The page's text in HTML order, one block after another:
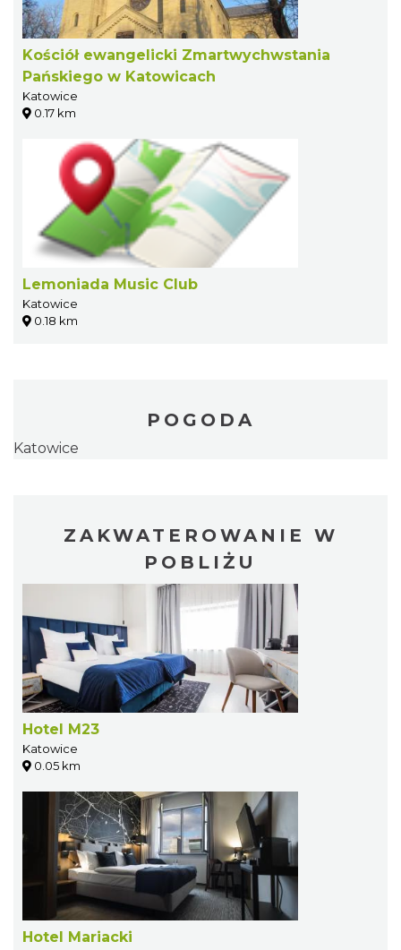
Kościół ewangelicki Zmartwychwstania
Pańskiego w Katowicach
Katowice
0.17 km
Lemoniada Music Club
Katowice
0.18 km
POGODA
Katowice
ZAKWATEROWANIE W
POBLIŻU
Hotel M23
Katowice
0.05 km
Hotel Mariacki